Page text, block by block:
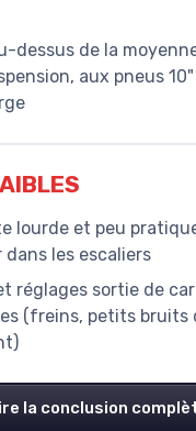
dessus de la
aux pneus
lourde et peu
dans les escaliers
réglages sortie de
(freins, petits bruits
la conclusion